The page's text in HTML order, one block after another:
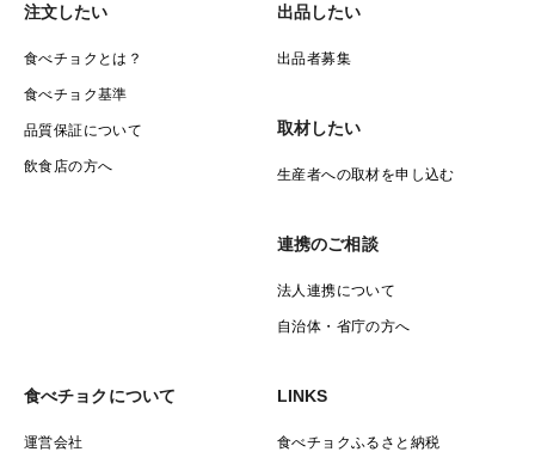
注文したい
食べチョクとは？
食べチョク基準
品質保証について
飲食店の方へ
出品したい
出品者募集
取材したい
生産者への取材を申し込む
連携のご相談
法人連携について
自治体・省庁の方へ
食べチョクについて
運営会社
LINKS
食べチョクふるさと納税